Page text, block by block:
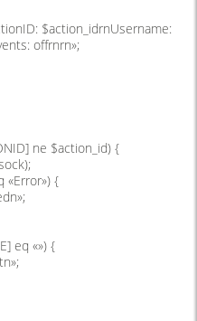
$action_idrnUsername:
offrnrn»;
ne $action_id) {
«Error») {
eq «») {